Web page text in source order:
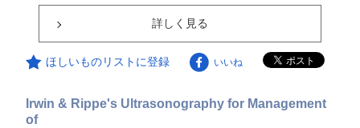
詳しく見る
ほしいものリストに登録 いいね
Irwin & Rippe's Ultrasonography for Management
of